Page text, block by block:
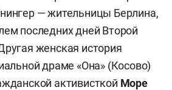
— жительницы Берлина,
последних дней Второй
женская история
драме «Она» (Косово)
активисткой Море